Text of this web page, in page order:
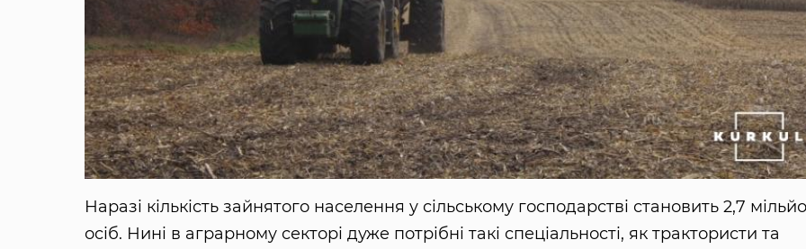
Наразі кількість зайнятого населення у сільському господарстві становить 2,7
осіб. Нині в аграрному секторі дуже потрібні такі спеціальності, як трактористи та